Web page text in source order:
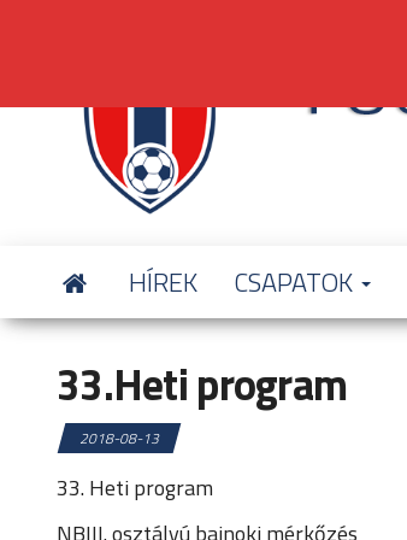
content
HÍREK CSAPATOK
33.Heti program
2018-08-13
33. Heti program
NBIII. osztályú bajnoki mérkőzés